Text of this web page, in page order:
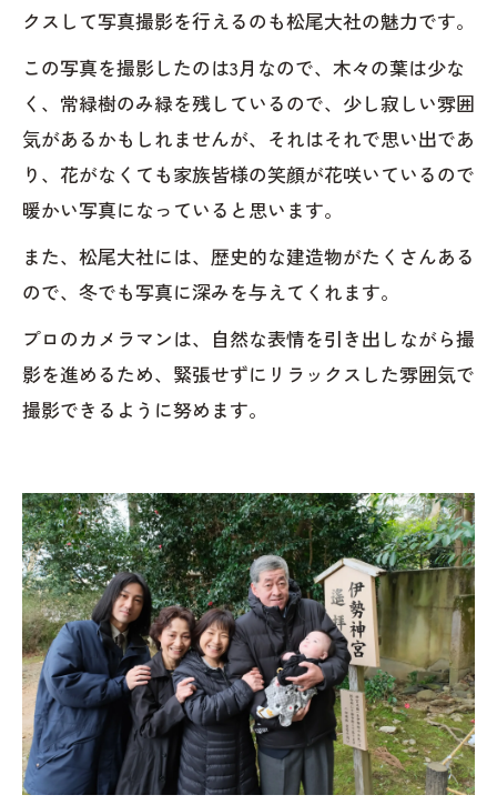
クスして写真撮影を行えるのも松尾大社の魅力です。
この写真を撮影したのは3月なので、木々の葉は少な
く、常緑樹のみ緑を残しているので、少し寂しい雰囲
気があるかもしれませんが、それはそれで思い出であ
り、花がなくても家族皆様の笑顔が花咲いているので
暖かい写真になっていると思います。
また、松尾大社には、歴史的な建造物がたくさんある
ので、冬でも写真に深みを与えてくれます。
プロのカメラマンは、自然な表情を引き出しながら撮
影を進めるため、緊張せずにリラックスした雰囲気で
撮影できるように努めます。